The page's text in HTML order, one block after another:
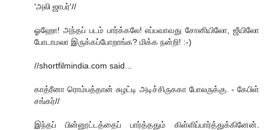
'அலி ஜாபர்'//
ஓஹோ! அந்தப் படம் பார்க்கலே! எப்பவாவது சோனியிலோ, ஜீயிலோ
போடாமலா இருக்கப்போறாங்க? மிக்க நன்றி! :-)
//shortfilmindia.com said...
காத்ரீனா ரொம்பத்தான் சுழட்டி அடிச்சிருககா போலருக்கு. - கேபிள்
சங்கர்//
இந்தப் பின்னூட்டத்தைப் பார்த்ததும் கிள்ளிப்பார்த்துக்கினேன்.